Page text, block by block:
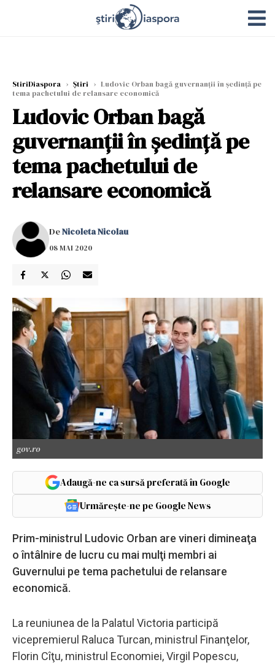
StiriDiaspora › Știri › Ludovic Orban bagă guvernanții în ședință pe
tema pachetului de relansare economică
Ludovic Orban bagă
guvernanții în ședință pe
tema pachetului de
relansare economică
DeNicoleta Nicolau
08 MAI 2020
gov.ro
Adaugă-ne ca sursă preferată în Google
Urmărește-ne pe Google News
Prim-ministrul Ludovic Orban are vineri dimineaţa
o întâlnire de lucru cu mai mulţi membri ai
Guvernului pe tema pachetului de relansare
economică.
La reuniunea de la Palatul Victoria participă
vicepremierul Raluca Turcan, ministrul Finanţelor,
Florin Cîţu, ministrul Economiei, Virgil Popescu,